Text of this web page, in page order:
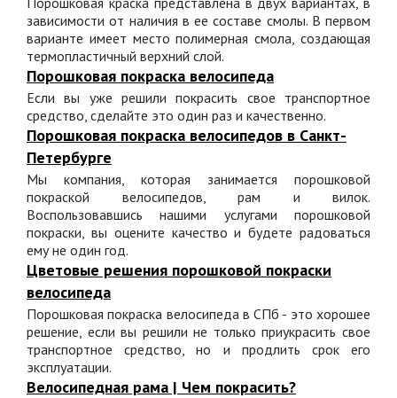
зависимости от наличия в ее составе смолы. В первом
варианте имеет место полимерная смола, создающая
термопластичный верхний слой.
Порошковая покраска велосипеда
Если вы уже решили покрасить свое транспортное
средство, сделайте это один раз и качественно.
Порошковая покраска велосипедов в Санкт-
Петербурге
Мы компания, которая занимается порошковой
покраской велосипедов, рам и вилок.
Воспользовавшись нашими услугами порошковой
покраски, вы оцените качество и будете радоваться
ему не один год.
Цветовые решения порошковой покраски
велосипеда
Порошковая покраска велосипеда в СПб - это хорошее
решение, если вы решили не только приукрасить свое
транспортное средство, но и продлить срок его
эксплуатации.
Велосипедная рама | Чем покрасить?